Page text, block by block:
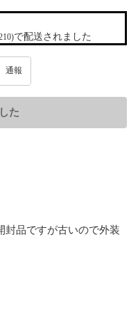
で配送されました
通報
た
封品ですが古いので外装